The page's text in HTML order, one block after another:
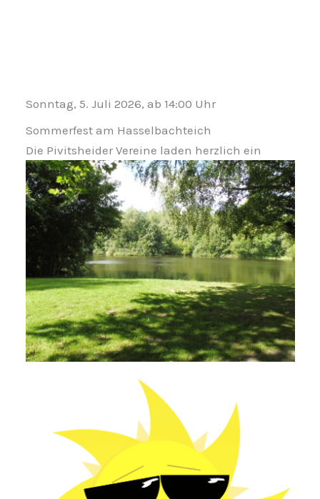
Sonntag, 5. Juli 2026, ab 14:00 Uhr
Sommerfest am Hasselbachteich
Die Pivitsheider Vereine laden herzlich ein